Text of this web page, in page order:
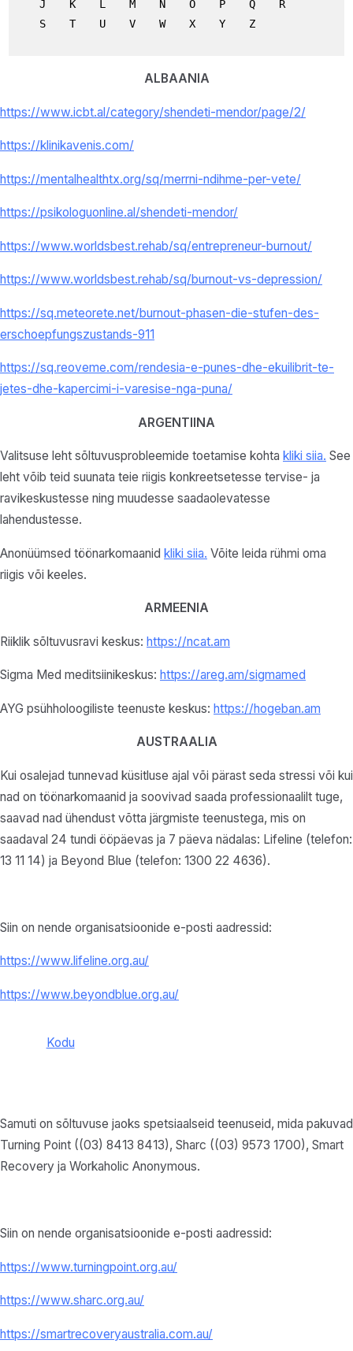
J
K L M N O P Q
R
S
T U V W X Y Z
ALBAANIA
https://www.icbt.al/category/shendeti-mendor/page/2/
https://klinikavenis.com/
https://mentalhealthtx.org/sq/merrni-ndihme-per-vete/
https://psikologuonline.al/shendeti-mendor/
https://www.worldsbest.rehab/sq/entrepreneur-burnout/
https://www.worldsbest.rehab/sq/burnout-vs-depression/
https://sq.meteorete.net/burnout-phasen-die-stufen-des-
erschoepfungszustands-911
https://sq.reoveme.com/rendesia-e-punes-dhe-ekuilibrit-te-
jetes-dhe-kapercimi-i-varesise-nga-puna/
ARGENTIINA
Valitsuse leht sõltuvusprobleemide toetamise kohta kliki siia. See
leht võib teid suunata teie riigis konkreetsetesse tervise- ja
ravikeskustesse ning muudesse saadaolevatesse
lahendustesse.
Anonüümsed töönarkomaanid kliki siia. Võite leida rühmi oma
riigis või keeles.
ARMEENIA
Riiklik sõltuvusravi keskus: https://ncat.am
Sigma Med meditsiinikeskus: https://areg.am/sigmamed
AYG psühholoogiliste teenuste keskus: https://hogeban.am
AUSTRAALIA
Kui osalejad tunnevad küsitluse ajal või pärast seda stressi või kui
nad on töönarkomaanid ja soovivad saada professionaalilt tuge,
saavad nad ühendust võtta järgmiste teenustega, mis on
saadaval 24 tundi ööpäevas ja 7 päeva nädalas: Lifeline (telefon:
13 11 14) ja Beyond Blue (telefon: 1300 22 4636).
Siin on nende organisatsioonide e-posti aadressid:
https://www.lifeline.org.au/
https://www.beyondblue.org.au/
Kodu
Samuti on sõltuvuse jaoks spetsiaalseid teenuseid, mida pakuvad
Turning Point ((03) 8413 8413), Sharc ((03) 9573 1700), Smart
Recovery ja Workaholic Anonymous.
Siin on nende organisatsioonide e-posti aadressid:
https://www.turningpoint.org.au/
https://www.sharc.org.au/
https://smartrecoveryaustralia.com.au/